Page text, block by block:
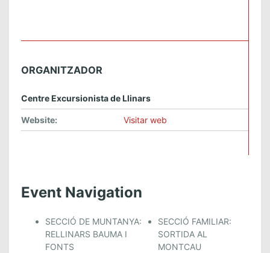
ORGANITZADOR
Centre Excursionista de Llinars
Website: Visitar web
Event Navigation
SECCIÓ DE MUNTANYA:
RELLINARS BAUMA I
FONTS
SECCIÓ FAMILIAR:
SORTIDA AL
MONTCAU